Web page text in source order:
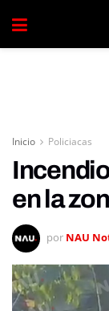
Inicio Policiacas
en la
por NAU